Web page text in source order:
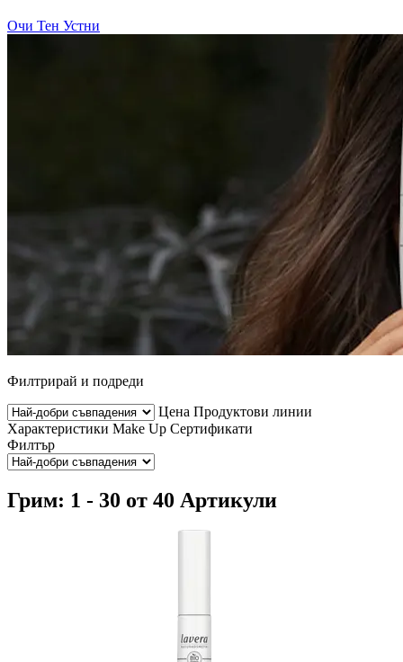
Очи Тен Устни
Филтрирай и подреди
Цена Продуктови линии
Характеристики Make Up Сертификати
Филтър
Грим: 1 - 30 от 40 Артикули